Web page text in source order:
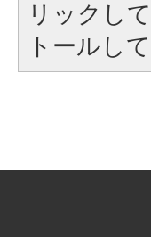
リックし
トールし